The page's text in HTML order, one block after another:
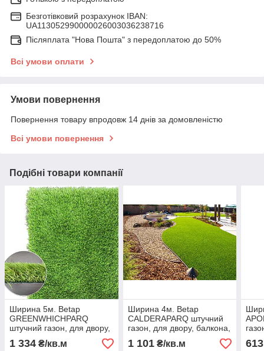
Безготівковий розрахунок IBAN:
UA113052990000026003036238716
Післяплата "Нова Пошта" з передоплатою до 50%
Всі умови оплати
Умови повернення
Повернення товару впродовж 14 днів за домовленістю
Всі умови повернення
Подібні товари компанії
Ширина 5м. Betap
GREENWHICHPARQ
штучний газон, для двору,
балкона, терас,
спортивних майданчиків
1 334 ₴/кв.м
Ширина 4м. Betap
CALDERAPARQ штучний
газон, для двору, балкона,
терас, спортивних
майданчиків
1 101₴/кв.м 613